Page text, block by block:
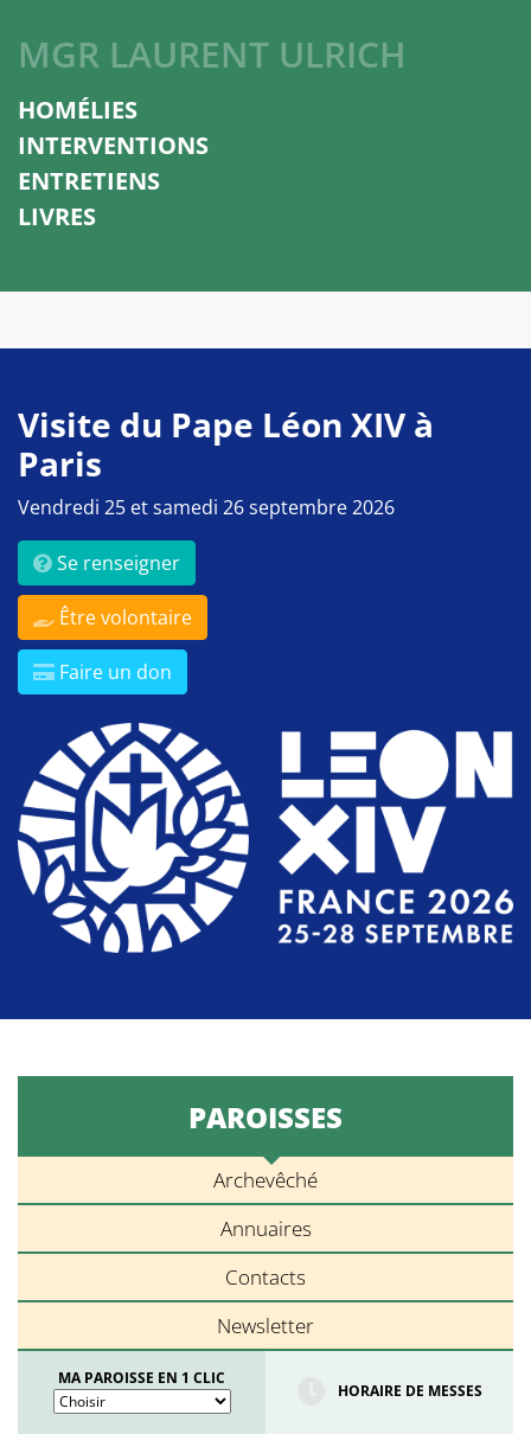
MGR LAURENT ULRICH
HOMÉLIES
INTERVENTIONS
ENTRETIENS
LIVRES
Visite du Pape Léon XIV à
Paris
Vendredi 25 et samedi 26 septembre 2026
Se renseigner
Être volontaire
Faire un don
PAROISSES
Archevêché
Annuaires
Contacts
Newsletter
MA PAROISSE EN 1 CLIC
HORAIRE DE MESSES